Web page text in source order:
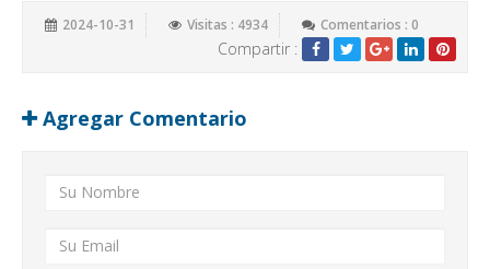
2024-10-31 Visitas : 4934 Comentarios : 0
Compartir :
Agregar Comentario